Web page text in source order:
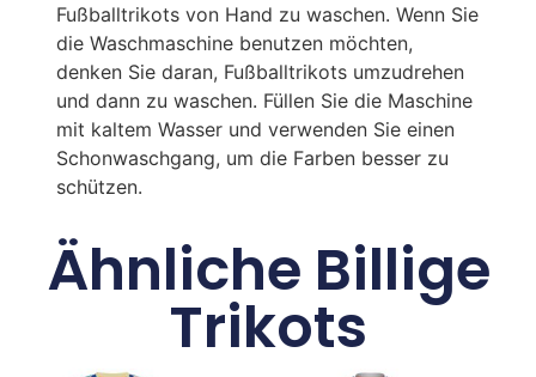
Fußballtrikots von Hand zu waschen. Wenn Sie
die Waschmaschine benutzen möchten,
denken Sie daran, Fußballtrikots umzudrehen
und dann zu waschen. Füllen Sie die Maschine
mit kaltem Wasser und verwenden Sie einen
Schonwaschgang, um die Farben besser zu
schützen.
Ähnliche Billige
Trikots